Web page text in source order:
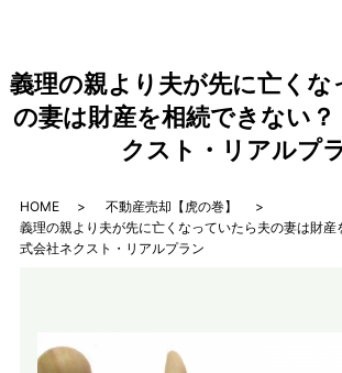
義理の親より夫が先に亡くな
の妻は財産を相続できない？
クスト・リアルプ
HOME
不動産売却【虎の巻】
義理の親より夫が先に亡くなっていたら夫の妻は財
式会社ネクスト・リアルプラン